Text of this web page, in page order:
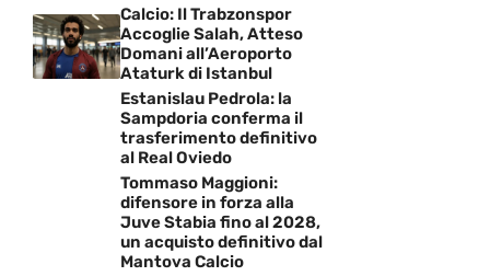
Calcio: Il Trabzonspor
Accoglie Salah, Atteso
Domani all’Aeroporto
Ataturk di Istanbul
Estanislau Pedrola: la
Sampdoria conferma il
trasferimento definitivo
al Real Oviedo
Tommaso Maggioni:
difensore in forza alla
Juve Stabia fino al 2028,
un acquisto definitivo dal
Mantova Calcio